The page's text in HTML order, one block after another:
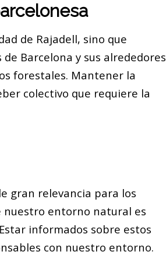
de Rajadell, sino que
Barcelona y sus alrededores
forestales. Mantener la
colectivo que requiere la
gran relevancia para los
nuestro entorno natural es
informados sobre estos
con nuestro entorno.